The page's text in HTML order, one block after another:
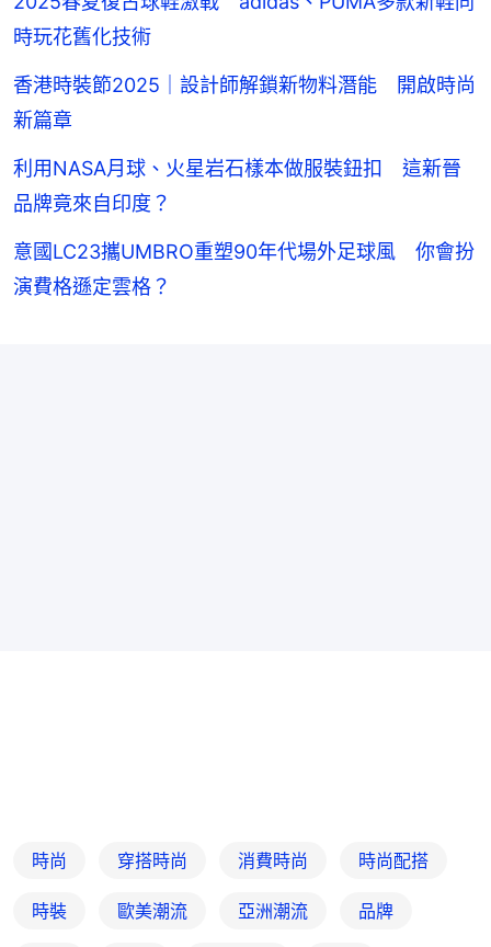
時玩花舊化技術
香港時裝節2025｜設計師解鎖新物料潛能 開啟時尚
新篇章
利用NASA月球、火星岩石樣本做服裝鈕扣 這新晉
品牌竟來自印度？
意國LC23攜UMBRO重塑90年代場外足球風 你會扮
演費格遜定雲格？
時尚 穿搭時尚 消費時尚 時尚配搭
時裝 歐美潮流 亞洲潮流 品牌